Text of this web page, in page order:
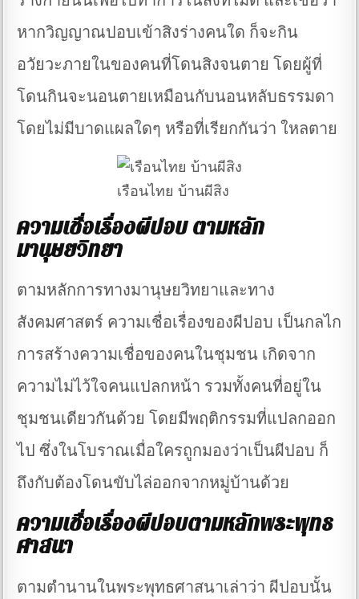
หากวิญญาณปอบเข้าสิงร่างคนใด ก็จะกิน
อวัยวะภายในของคนที่โดนสิงจนตาย โดยผู้ที่
โดนกินจะนอนตายเหมือนกับนอนหลับธรรมดา
โดยไม่มีบาดแผลใดๆ หรือที่เรียกกันว่า ใหลตาย
เรือนไทย บ้านผีสิง
ความเชื่อเรื่องผีปอบ ตามหลัก
มานุษยวิทยา
ตามหลักการทางมานุษยวิทยาและทาง
สังคมศาสตร์ ความเชื่อเรื่องของผีปอบ เป็นกลไก
การสร้างความเชื่อของคนในชุมชน เกิดจาก
ความไม่ไว้ใจคนแปลกหน้า รวมทั้งคนที่อยู่ใน
ชุมชนเดียวกันด้วย โดยมีพฤติกรรมที่แปลกออก
ไป ซึ่งในโบราณเมื่อใครถูกมองว่าเป็นผีปอบ ก็
ถึงกับต้องโดนขับไล่ออกจากหมู่บ้านด้วย
ความเชื่อเรื่องผีปอบตามหลักพระพุทธ
ศาสนา
ตามตำนานในพระพุทธศาสนาเล่าว่า ผีปอบนั้น